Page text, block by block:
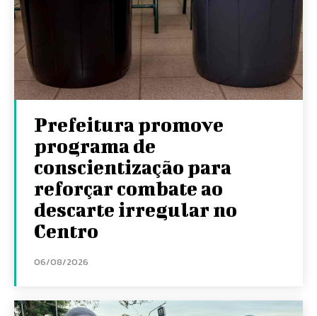
Prefeitura promove
programa de
conscientização para
reforçar combate ao
descarte irregular no
Centro
06/08/2026